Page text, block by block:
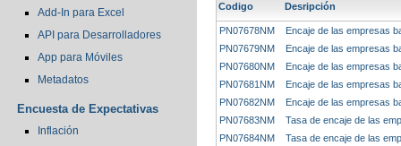
Add-In para Excel
API para Desarrolladores
App para Móviles
Metadatos
Encuesta de Expectativas
Inflación
Codigo Desripción
PN07678NM
Encaje de las empresas
PN07679NM
Encaje de las empresas
PN07680NM
Encaje de las empresas
PN07681NM
Encaje de las empresas
PN07682NM
Encaje de las empresas
PN07683NM
Tasa de encaje de las
PN07684NM
Tasa de encaje de las